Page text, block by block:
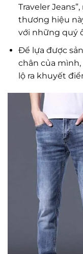
Traveler
thương hiệu
với những quý
Để lựa được
chân của
lộ ra khuyết